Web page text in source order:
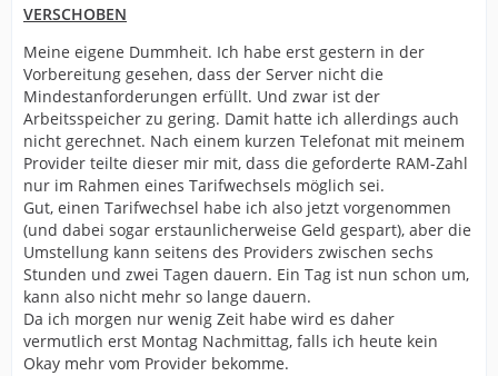
VERSCHOBEN
Meine eigene Dummheit. Ich habe erst gestern in der
Vorbereitung gesehen, dass der Server nicht die
Mindestanforderungen erfüllt. Und zwar ist der
Arbeitsspeicher zu gering. Damit hatte ich allerdings auch
nicht gerechnet. Nach einem kurzen Telefonat mit meinem
Provider teilte dieser mir mit, dass die geforderte RAM-Zahl
nur im Rahmen eines Tarifwechsels möglich sei.
Gut, einen Tarifwechsel habe ich also jetzt vorgenommen
(und dabei sogar erstaunlicherweise Geld gespart), aber die
Umstellung kann seitens des Providers zwischen sechs
Stunden und zwei Tagen dauern. Ein Tag ist nun schon um,
kann also nicht mehr so lange dauern.
Da ich morgen nur wenig Zeit habe wird es daher
vermutlich erst Montag Nachmittag, falls ich heute kein
Okay mehr vom Provider bekomme.